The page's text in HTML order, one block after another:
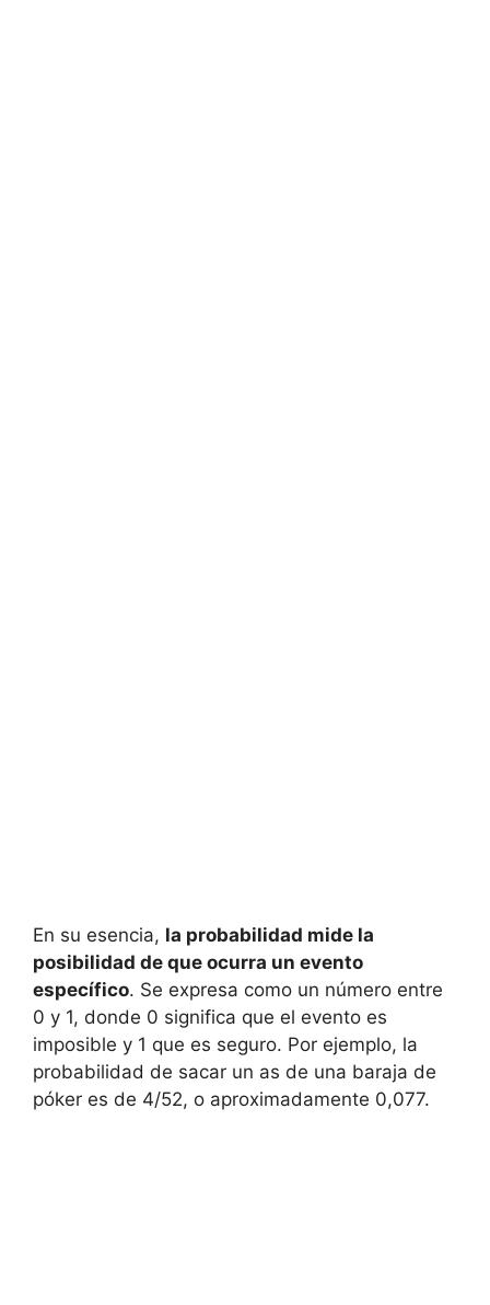
En su esencia, la probabilidad mide la
posibilidad de que ocurra un evento
específico. Se expresa como un número entre
0 y 1, donde 0 significa que el evento es
imposible y 1 que es seguro. Por ejemplo, la
probabilidad de sacar un as de una baraja de
póker es de 4/52, o aproximadamente 0,077.